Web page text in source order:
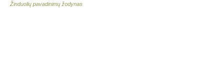
Žinduolių pavadinimų žodynas